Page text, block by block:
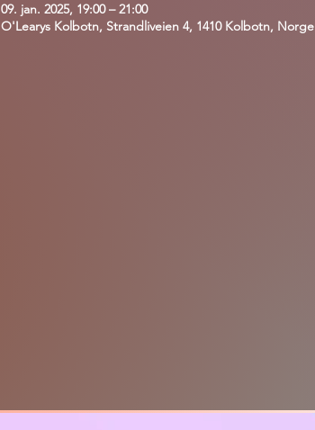
09. jan. 2025, 19:00 – 21:00
O'Learys Kolbotn, Strandliveien 4, 1410 Kolbotn, Norge